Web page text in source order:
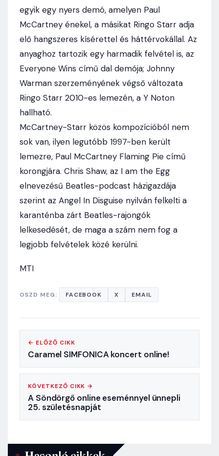
egyik egy nyers demó, amelyen Paul
McCartney énekel, a másikat Ringo Starr adja
elő hangszeres kísérettel és háttérvokállal. Az
anyaghoz tartozik egy harmadik felvétel is, az
Everyone Wins című dal demója; Johnny
Warman szerzeményének végső változata
Ringo Starr 2010-es lemezén, a Y Noton
hallható.
McCartney-Starr közös kompozícióból nem
sok van, ilyen legutóbb 1997-ben került
lemezre, Paul McCartney Flaming Pie című
korongjára. Chris Shaw, az I am the Egg
elnevezésű Beatles-podcast házigazdája
szerint az Angel In Disguise nyilván felkelti a
karanténba zárt Beatles-rajongók
lelkesedését, de maga a szám nem fog a
legjobb felvételek közé kerülni.
MTI
OSZD MEG: FACEBOOK X EMAIL
← ELŐZŐ CIKK
Caramel SIMFONICA koncert online!
KÖVETKEZŐ CIKK →
A Söndörgő online eseménnyel ünnepli
25. születésnapját